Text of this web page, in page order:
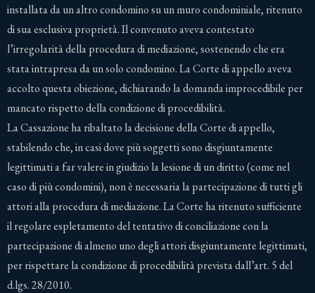
installata da un altro condomino su un muro condominiale, ritenuto
di sua esclusiva proprietà. Il convenuto aveva contestato
l’irregolarità della procedura di mediazione, sostenendo che era
stata intrapresa da un solo condomino. La Corte di appello aveva
accolto questa obiezione, dichiarando la domanda improcedibile per
mancato rispetto della condizione di procedibilità.
La Cassazione ha ribaltato la decisione della Corte di appello,
stabilendo che, in casi dove più soggetti sono disgiuntamente
legittimati a far valere in giudizio la lesione di un diritto (come nel
caso di più condomini), non è necessaria la partecipazione di tutti gli
attori alla procedura di mediazione. La Corte ha ritenuto sufficiente
il regolare espletamento del tentativo di conciliazione con la
partecipazione di almeno uno degli attori disgiuntamente legittimati,
per rispettare la condizione di procedibilità prevista dall’art. 5 del
d.lgs. 28/2010.